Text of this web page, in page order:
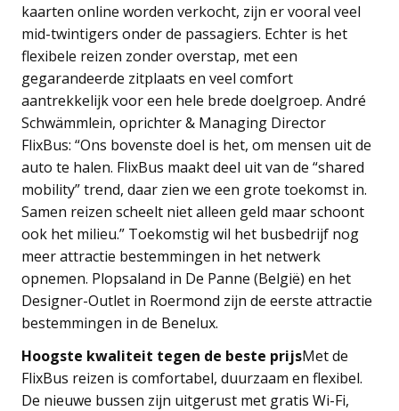
kaarten online worden verkocht, zijn er vooral veel
mid-twintigers onder de passagiers. Echter is het
flexibele reizen zonder overstap, met een
gegarandeerde zitplaats en veel comfort
aantrekkelijk voor een hele brede doelgroep. André
Schwämmlein, oprichter & Managing Director
FlixBus: “Ons bovenste doel is het, om mensen uit de
auto te halen. FlixBus maakt deel uit van de “shared
mobility” trend, daar zien we een grote toekomst in.
Samen reizen scheelt niet alleen geld maar schoont
ook het milieu.” Toekomstig wil het busbedrijf nog
meer attractie bestemmingen in het netwerk
opnemen. Plopsaland in De Panne (België) en het
Designer-Outlet in Roermond zijn de eerste attractie
bestemmingen in de Benelux.
Hoogste kwaliteit tegen de beste prijsMet de
FlixBus reizen is comfortabel, duurzaam en flexibel.
De nieuwe bussen zijn uitgerust met gratis Wi-Fi,